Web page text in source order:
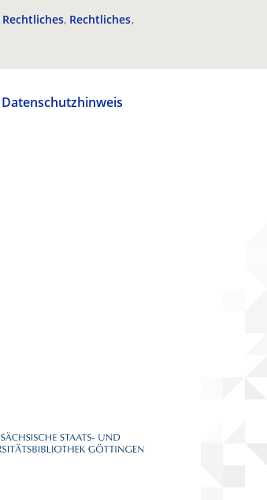
Rechtliches Rechtliches
Datenschutzhinweis